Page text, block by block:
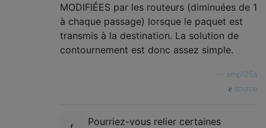
MODIFIÉES par les routeurs (diminuées de 1
à chaque passage) lorsque le paquet est
transmis à la destination. La solution de
contournement est donc assez simple.
xmp125a
source
Pourriez-vous relier certaines